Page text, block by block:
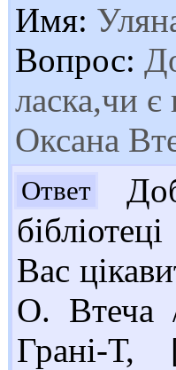
Имя:
Вопрос:
ласка,чи є
Оксана
Ответ
Вас
О. Втеча
Грані-